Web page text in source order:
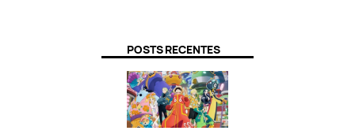
POSTS RECENTES